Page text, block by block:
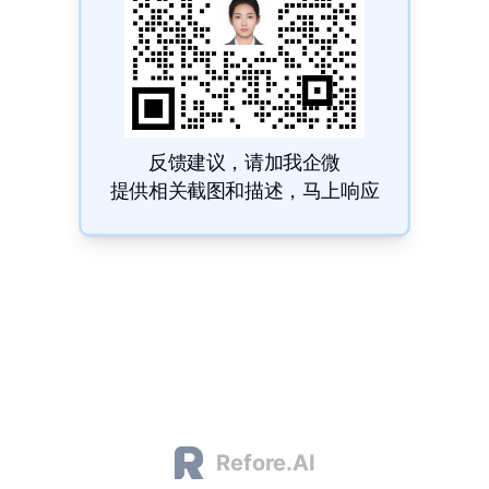
反馈建议，请加我企微
提供相关截图和描述，马上响应
Refore.AI